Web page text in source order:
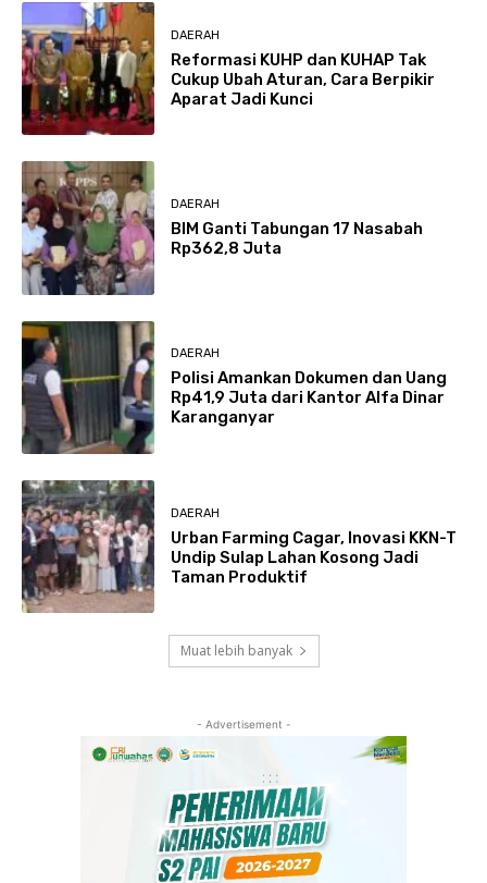
DAERAH
Reformasi KUHP dan KUHAP Tak
Cukup Ubah Aturan, Cara Berpikir
Aparat Jadi Kunci
DAERAH
BIM Ganti Tabungan 17 Nasabah
Rp362,8 Juta
DAERAH
Polisi Amankan Dokumen dan Uang
Rp41,9 Juta dari Kantor Alfa Dinar
Karanganyar
DAERAH
Urban Farming Cagar, Inovasi KKN-T
Undip Sulap Lahan Kosong Jadi
Taman Produktif
Muat lebih banyak
- Advertisement -